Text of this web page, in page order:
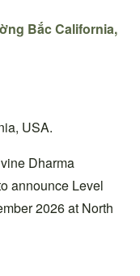
Bắc California,
USA.
Dharma
announce Level
2026 at North